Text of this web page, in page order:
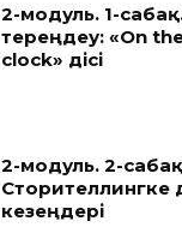
2-модуль. 1-
тереңдеу: «On
clock» әдісі
2-модуль. 2-
кезеңдері